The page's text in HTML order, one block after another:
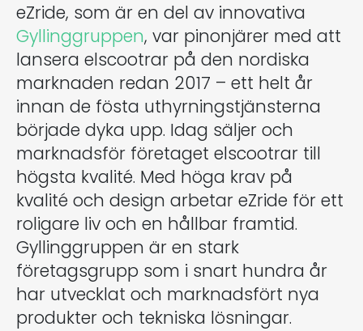
eZride, som är en del av innovativa
Gyllinggruppen, var pinonjärer med att
lansera elscootrar på den nordiska
marknaden redan 2017 – ett helt år
innan de fösta uthyrningstjänsterna
började dyka upp. Idag säljer och
marknadsför företaget elscootrar till
högsta kvalité. Med höga krav på
kvalité och design arbetar eZride för ett
roligare liv och en hållbar framtid.
Gyllinggruppen är en stark
företagsgrupp som i snart hundra år
har utvecklat och marknadsfört nya
produkter och tekniska lösningar.